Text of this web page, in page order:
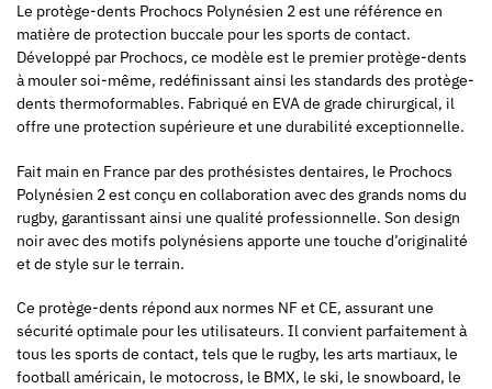
Le protège-dents Prochocs Polynésien 2 est une référence en
matière de protection buccale pour les sports de contact.
Développé par Prochocs, ce modèle est le premier protège-dents
à mouler soi-même, redéfinissant ainsi les standards des protège-
dents thermoformables. Fabriqué en EVA de grade chirurgical, il
offre une protection supérieure et une durabilité exceptionnelle.
Fait main en France par des prothésistes dentaires, le Prochocs
Polynésien 2 est conçu en collaboration avec des grands noms du
rugby, garantissant ainsi une qualité professionnelle. Son design
noir avec des motifs polynésiens apporte une touche d’originalité
et de style sur le terrain.
Ce protège-dents répond aux normes NF et CE, assurant une
sécurité optimale pour les utilisateurs. Il convient parfaitement à
tous les sports de contact, tels que le rugby, les arts martiaux, le
football américain, le motocross, le BMX, le ski, le snowboard, le